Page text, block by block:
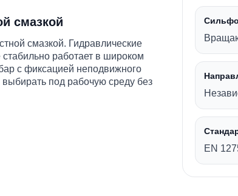
смазкой
смазкой. Гидравлические
работает в широком
с фиксацией неподвижного
под рабочую среду без
EN